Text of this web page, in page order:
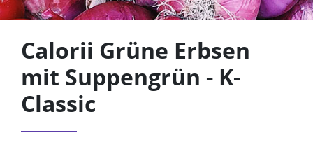
Calorii Grüne Erbsen
mit Suppengrün - K-
Classic